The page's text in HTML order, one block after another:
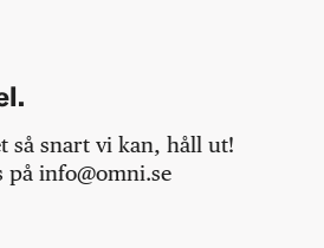
så snart vi kan, håll ut!
info@omni.se